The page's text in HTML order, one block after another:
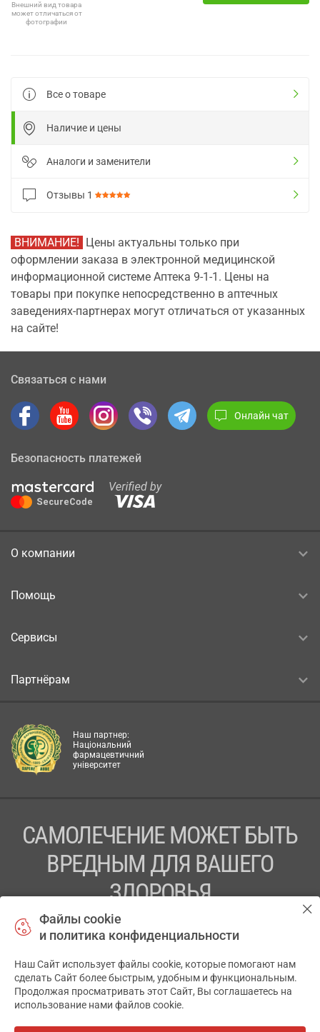
Внешний вид товара
может отличаться от
фотографии
Все о товаре
Наличие и цены
Аналоги и заменители
Отзывы 1
ВНИМАНИЕ! Цены актуальны только при
оформлении заказа в электронной медицинской
информационной системе Аптека 9-1-1. Цены на
товары при покупке непосредственно в аптечных
заведениях-партнерах могут отличаться от указанных
на сайте!
Связаться с нами
Онлайн чат
Безопасность платежей
О компании
Помощь
Сервисы
Партнёрам
Наш партнер:
Національний
фармацевтичний
університет
САМОЛЕЧЕНИЕ МОЖЕТ БЫТЬ
ВРЕДНЫМ ДЛЯ ВАШЕГО
ЗДОРОВЬЯ
ПЕРЕД ПРИМЕНЕНИЕМ ПРЕПАРАТА
ПРОКОНСУЛЬТИРУЙТЕСЬ С ВРАЧОМ
ТОВ «АПТЕКА 911.ЮА» Код ЄДРПОУ 43631965.
Отказ от ответственности
Файлы cookie
и политика конфиденциальности
Наш Сайт использует файлы cookie, которые помогают нам
сделать Сайт более быстрым, удобным и функциональным.
Продолжая просматривать этот Сайт, Вы соглашаетесь на
использование нами файлов cookie.
✕